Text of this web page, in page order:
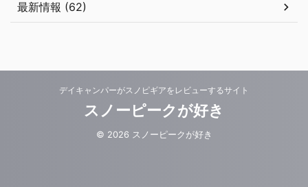
最新情報 (62)
デイキャンパーがスノピギアをレビューするサイト
スノーピークが好き
© 2026 スノーピークが好き